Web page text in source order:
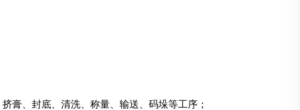
膏、封底、清洗、称量、输送、码垛等工序；